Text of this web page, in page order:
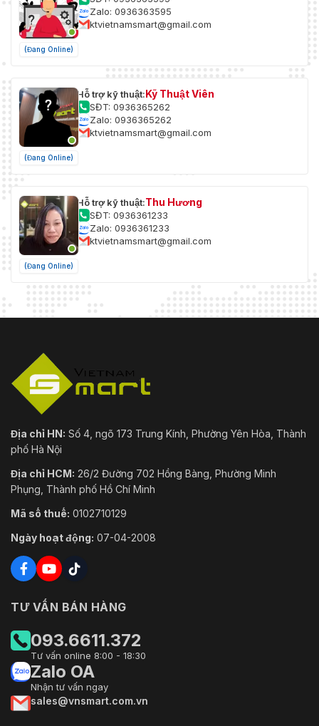
(Đang Online)
Zalo: 0936363595
ktvietnamsmart@gmail.com
(Đang Online)
Hỗ trợ kỹ thuật:Kỹ Thuật Viên
SĐT: 0936365262
Zalo: 0936365262
ktvietnamsmart@gmail.com
(Đang Online)
Hỗ trợ kỹ thuật:Thu Hương
SĐT: 0936361233
Zalo: 0936361233
ktvietnamsmart@gmail.com
Địa chỉ HN: Số 4, ngõ 173 Trung Kính, Phường Yên Hòa, Thành
phố Hà Nội
Địa chỉ HCM: 26/2 Đường 702 Hồng Bàng, Phường Minh
Phụng, Thành phố Hồ Chí Minh
Mã số thuế: 0102710129
Ngày hoạt động: 07-04-2008
TƯ VẤN BÁN HÀNG
093.6611.372
Tư vấn online 8:00 - 18:30
Zalo OA
Nhận tư vấn ngay
sales@vnsmart.com.vn